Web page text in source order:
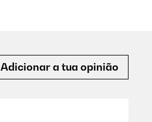
Adicionar a tua opinião